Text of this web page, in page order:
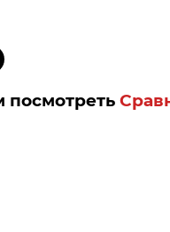
посмотреть